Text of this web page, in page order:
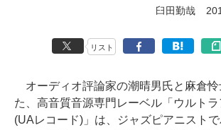
臼田勤哉
リスト
オーディオ評論家の潮晴男氏と麻倉怜
た、高音質音源専門レーベル「ウルト
(UAレコード)」は、ジャズピアニスト